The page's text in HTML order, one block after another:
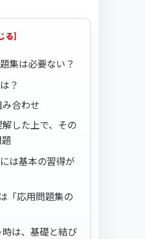
集は必要ない？
？
合わせ
した上で、その
は基本の習得が
「応用問題集の
は、基礎と結び